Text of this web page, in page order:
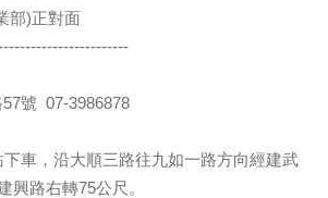
部)正對面
號 07-3986878
車，沿大順三路往九如一路方向經建武
興路右轉75公尺。